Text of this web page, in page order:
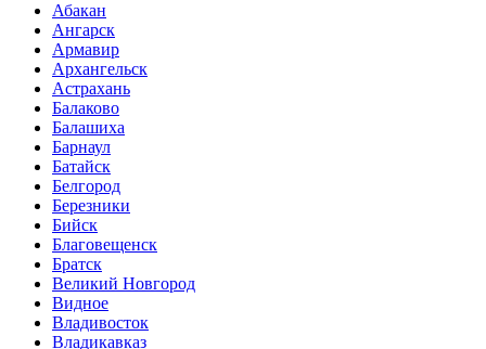
Абакан
Ангарск
Армавир
Архангельск
Астрахань
Балаково
Балашиха
Барнаул
Батайск
Белгород
Березники
Бийск
Благовещенск
Братск
Великий Новгород
Видное
Владивосток
Владикавказ